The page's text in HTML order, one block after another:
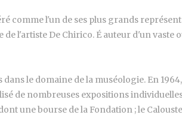
comme l'un de ses plus grands
l'artiste De Chirico. É auteur d'un vaste
le domaine de la muséologie. En
de nombreuses expositions
une bourse de la Fondation ; le